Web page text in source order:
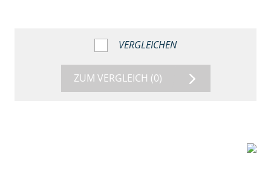
VERGLEICHEN
ZUM VERGLEICH (0)